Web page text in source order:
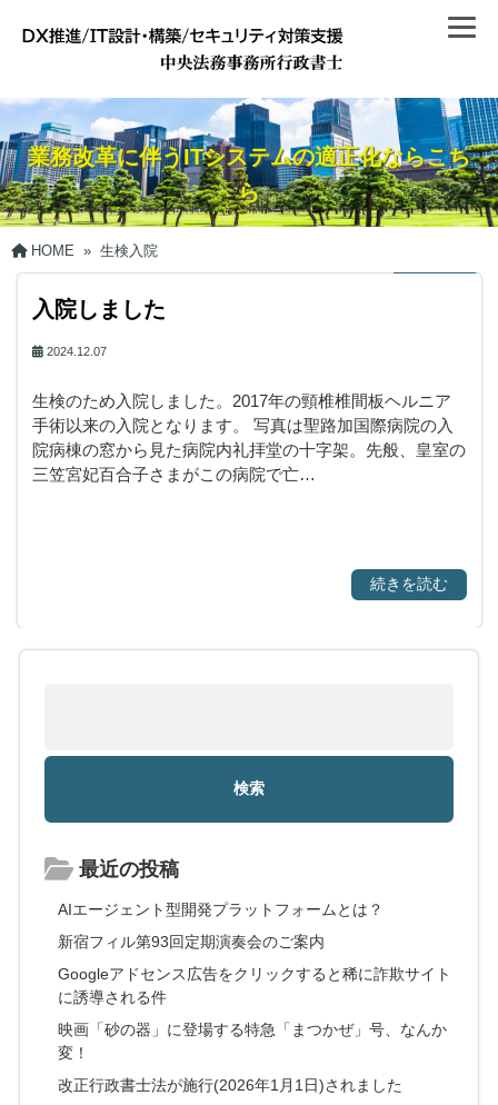
業務改革に伴うITシステムの適正化ならこち
ら
HOME » 生検入院
入院しました
2024.12.07
生検のため入院しました。2017年の頸椎椎間板ヘルニア
手術以来の入院となります。 写真は聖路加国際病院の入
院病棟の窓から見た病院内礼拝堂の十字架。先般、皇室の
三笠宮妃百合子さまがこの病院で亡…
続きを読む
最近の投稿
AIエージェント型開発プラットフォームとは？
新宿フィル第93回定期演奏会のご案内
Googleアドセンス広告をクリックすると稀に詐欺サイト
に誘導される件
映画「砂の器」に登場する特急「まつかぜ」号、なんか
変！
改正行政書士法が施行(2026年1月1日)されました